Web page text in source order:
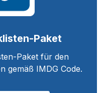
Paket
Paket für den
gemäß IMDG Code.